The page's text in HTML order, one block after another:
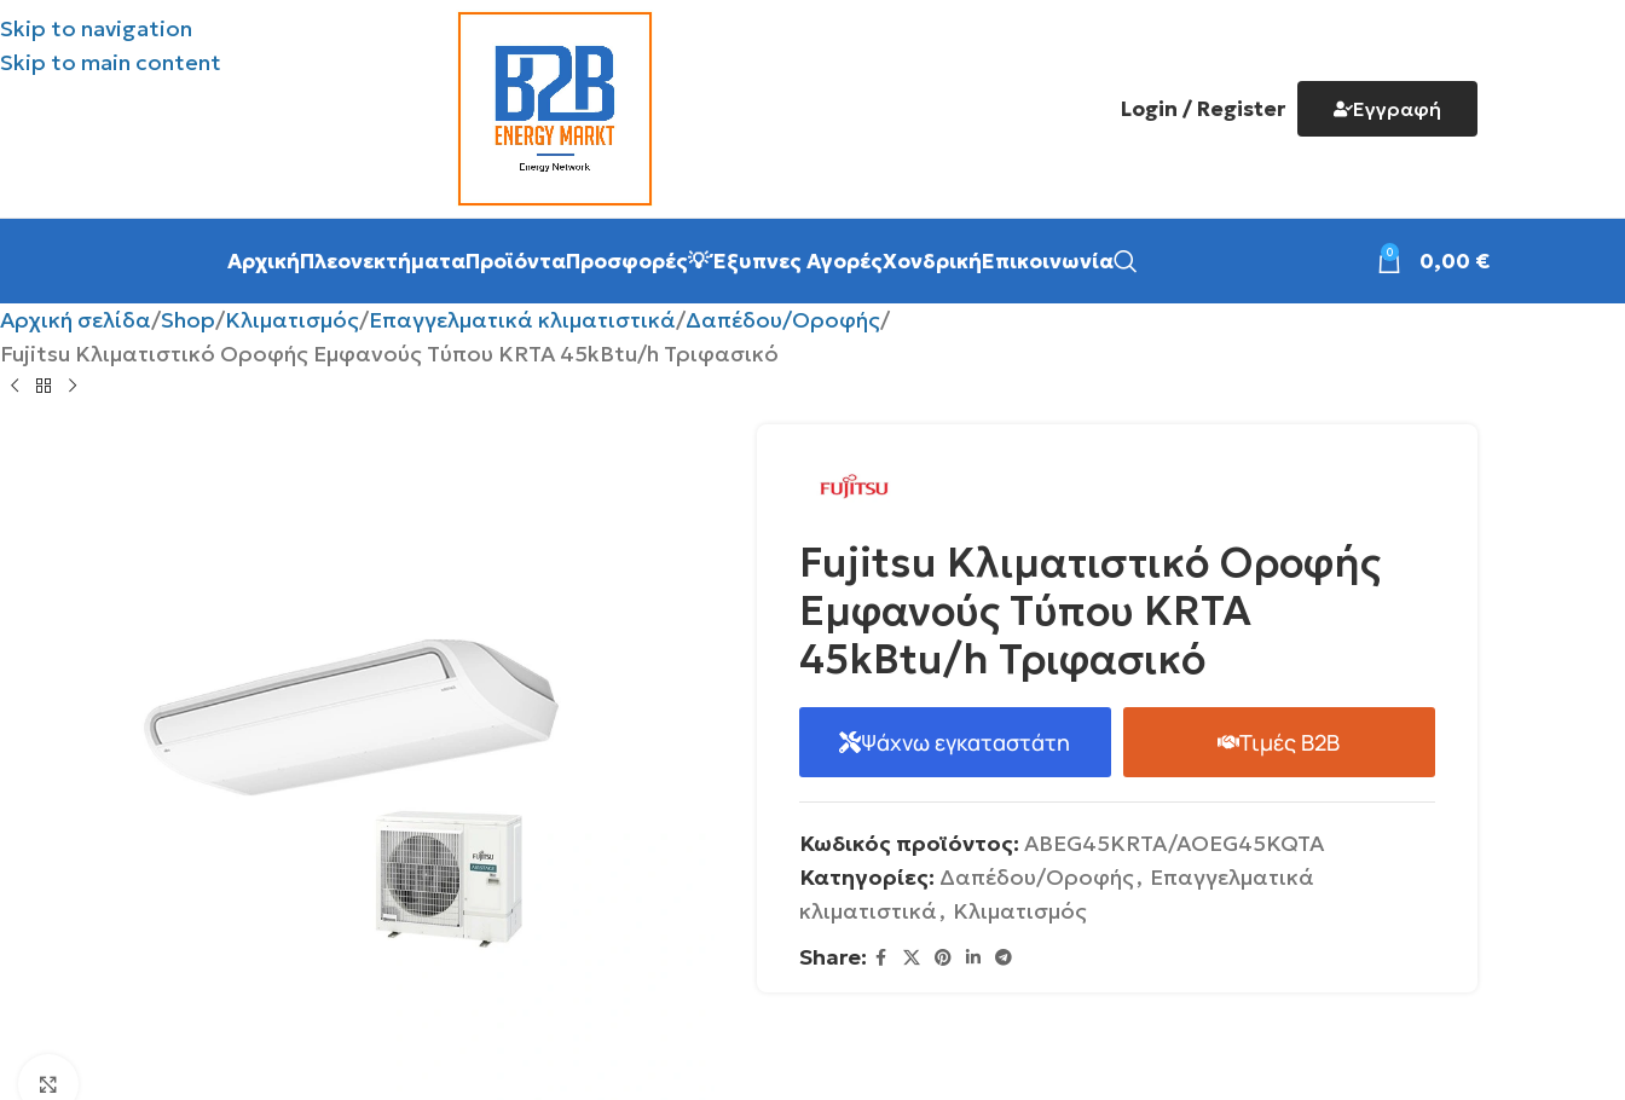
Skip to navigation
Skip to main content
Login / Register Εγγραφή
ΑρχικήΠλεονεκτήματαΠροϊόνταΠροσφορές💡 Έξυπνες ΑγορέςΧονδρικήΕπικοινωνία 0 0,00 €
Αρχική σελίδα Shop Κλιματισμός Επαγγελματικά κλιματιστικά Δαπέδου/Οροφής
Fujitsu Κλιματιστικό Οροφής Eμφανούς Tύπου KRTA 45kBtu/h Τριφασικό
Fujitsu Κλιματιστικό Οροφής
Eμφανούς Tύπου KRTA
45kBtu/h Τριφασικό
Ψάχνω εγκαταστάτη Τιμές B2B
Κωδικός προϊόντος: ABEG45KRTA/AOΕG45KQTA
Κατηγορίες: Δαπέδου/Οροφής, Επαγγελματικά
κλιματιστικά, Κλιματισμός
Share: